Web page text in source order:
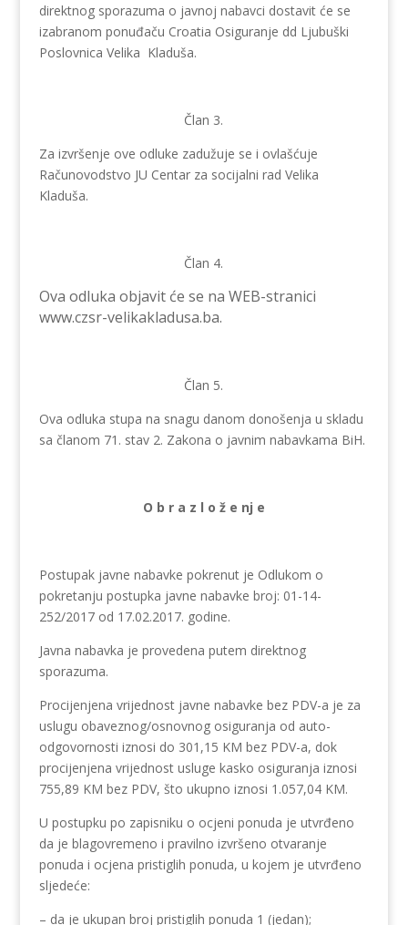
direktnog sporazuma o javnoj nabavci dostavit će se
izabranom ponuđaču Croatia Osiguranje dd Ljubuški
Poslovnica Velika Kladuša.
Član 3.
Za izvršenje ove odluke zadužuje se i ovlašćuje
Računovodstvo JU Centar za socijalni rad Velika
Kladuša.
Član 4.
Ova odluka objavit će se na WEB-stranici
www.czsr-velikakladusa.ba.
Član 5.
Ova odluka stupa na snagu danom donošenja u skladu
sa članom 71. stav 2. Zakona o javnim nabavkama BiH.
O b r a z l o ž e nj e
Postupak javne nabavke pokrenut je Odlukom o
pokretanju postupka javne nabavke broj: 01-14-
252/2017 od 17.02.2017. godine.
Javna nabavka je provedena putem direktnog
sporazuma.
Procijenjena vrijednost javne nabavke bez PDV-a je za
uslugu obaveznog/osnovnog osiguranja od auto-
odgovornosti iznosi do 301,15 KM bez PDV-a, dok
procijenjena vrijednost usluge kasko osiguranja iznosi
755,89 KM bez PDV, što ukupno iznosi 1.057,04 KM.
U postupku po zapisniku o ocjeni ponuda je utvrđeno
da je blagovremeno i pravilno izvršeno otvaranje
ponuda i ocjena pristiglih ponuda, u kojem je utvrđeno
sljedeće:
– da je ukupan broj pristiglih ponuda 1 (jedan);